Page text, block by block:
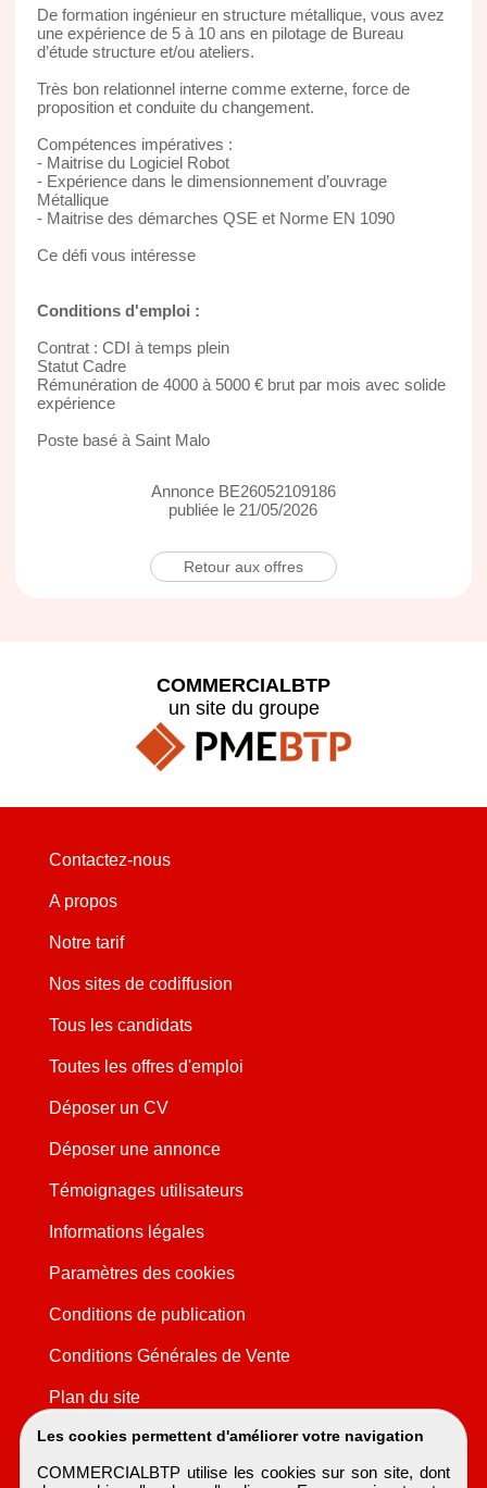
De formation ingénieur en structure métallique, vous avez
une expérience de 5 à 10 ans en pilotage de Bureau
d’étude structure et/ou ateliers.
Très bon relationnel interne comme externe, force de
proposition et conduite du changement.
Compétences impératives :
- Maitrise du Logiciel Robot
- Expérience dans le dimensionnement d’ouvrage
Métallique
- Maitrise des démarches QSE et Norme EN 1090
Ce défi vous intéresse
Conditions d'emploi :
Contrat : CDI à temps plein
Statut Cadre
Rémunération de 4000 à 5000 € brut par mois avec solide
expérience
Poste basé à Saint Malo
Annonce BE26052109186
publiée le 21/05/2026
Retour aux offres
Les cookies permettent d'améliorer votre navigation
COMMERCIALBTP utilise les cookies sur son site, dont
COMMERCIALBTP
un site du groupe
Contactez-nous
A propos
Notre tarif
Nos sites de codiffusion
Tous les candidats
Toutes les offres d'emploi
Déposer un CV
Déposer une annonce
Témoignages utilisateurs
Informations légales
Paramètres des cookies
Conditions de publication
Conditions Générales de Vente
Plan du site